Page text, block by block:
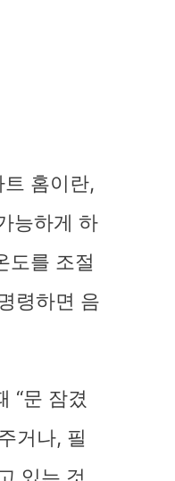
홈이란,
능하게 하
도를 조절
령하면 음
“문 잠겼
거나, 필